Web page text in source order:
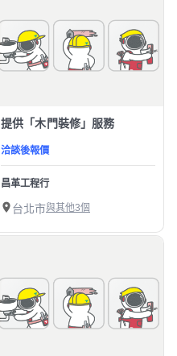
提供「木門裝修」服務
洽談後報價
昌革工程行
台北市與其他3個